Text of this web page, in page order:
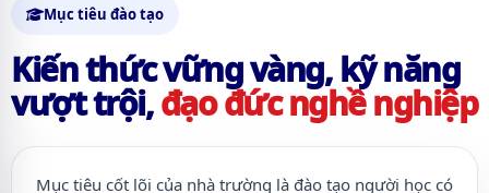
Mục tiêu đào tạo
Kiến thức vững vàng, kỹ năng
vượt trội,đạo đức nghề nghiệp
Mục tiêu cốt lõi của nhà trường là đào tạo người học có